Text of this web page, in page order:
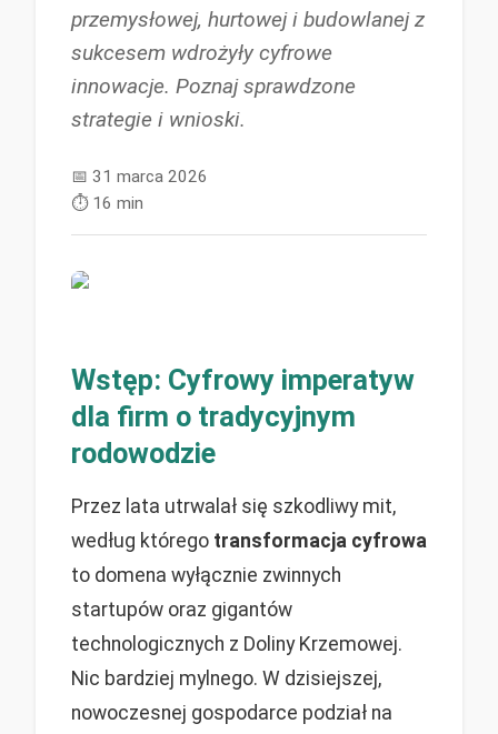
przemysłowej, hurtowej i budowlanej z
sukcesem wdrożyły cyfrowe
innowacje. Poznaj sprawdzone
strategie i wnioski.
📅 31 marca 2026
⏱️ 16 min
Wstęp: Cyfrowy imperatyw
dla firm o tradycyjnym
rodowodzie
Przez lata utrwalał się szkodliwy mit,
według którego transformacja cyfrowa
to domena wyłącznie zwinnych
startupów oraz gigantów
technologicznych z Doliny Krzemowej.
Nic bardziej mylnego. W dzisiejszej,
nowoczesnej gospodarce podział na